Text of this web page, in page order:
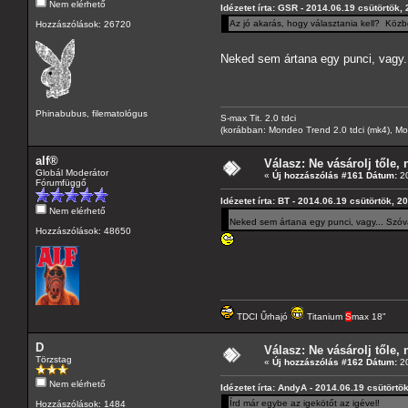
Nem elérhető
Hozzászólások: 26720
Phinabubus, filematológus
Idézetet írta: GSR - 2014.06.19 csütörtök,
Az jó akarás, hogy választania kell?
Neked sem ártana egy punci,
S-max Tit. 2.0 tdci
(korábban: Mondeo Trend 2.0 tdci (mk4),
alf®
Globál Moderátor
Fórumfüggő
Nem elérhető
Hozzászólások: 48650
Válasz: Ne vásárolj tőle,
« Új hozzászólás #161 Dátum:
Idézetet írta: BT - 2014.06.19 csütörtök,
Neked sem ártana egy punci, vagy...
TDCI Űrhajó Titanium Smax 18"
D
Törzstag
Nem elérhető
Hozzászólások: 1484
Válasz: Ne vásárolj tőle,
« Új hozzászólás #162 Dátum:
Idézetet írta: AndyA - 2014.06.19
Írd már egybe az igekötőt az igével!